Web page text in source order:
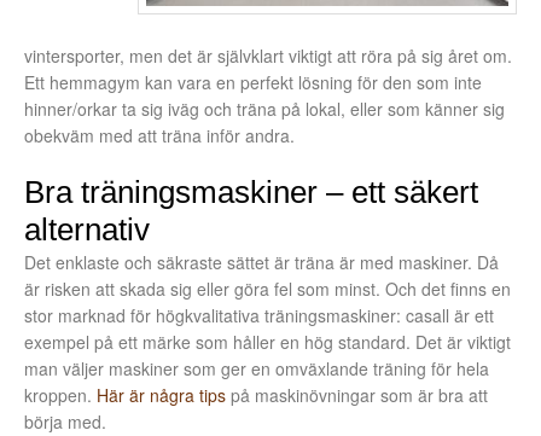
vintersporter, men det är självklart viktigt att röra på sig året om.
Ett hemmagym kan vara en perfekt lösning för den som inte
hinner/orkar ta sig iväg och träna på lokal, eller som känner sig
obekväm med att träna inför andra.
Bra träningsmaskiner – ett säkert
alternativ
Det enklaste och säkraste sättet är träna är med maskiner. Då
är risken att skada sig eller göra fel som minst. Och det finns en
stor marknad för högkvalitativa träningsmaskiner: casall är ett
exempel på ett märke som håller en hög standard. Det är viktigt
man väljer maskiner som ger en omväxlande träning för hela
kroppen. Här är några tips på maskinövningar som är bra att
börja med.